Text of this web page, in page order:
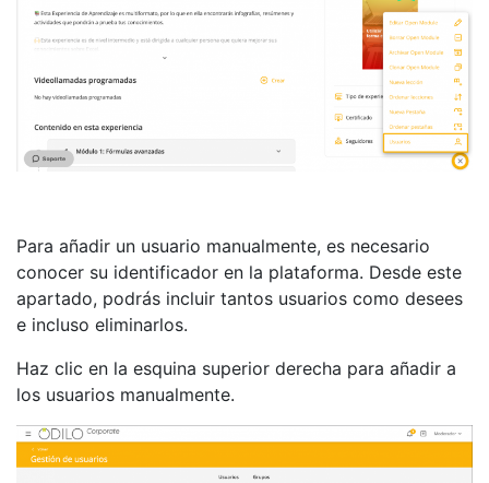
Para añadir un usuario manualmente, es necesario
conocer su identificador en la plataforma. Desde este
apartado, podrás incluir tantos usuarios como desees
e incluso eliminarlos.
Haz clic en la esquina superior derecha para añadir a
los usuarios manualmente.